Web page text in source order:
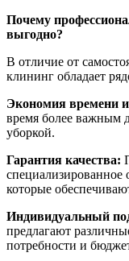
Почему
выгодно?
В отличие от
клининг обладает
Экономия времени
время более важным
уборкой.
Гарантия качества:
специализированное
которые
Индивидуальный
предлагают
потребности и